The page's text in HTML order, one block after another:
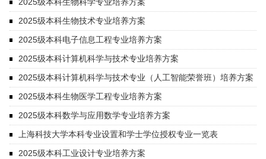
2025级本科生物科学专业培养方案
2025级本科生物技术专业培养方案
2025级本科电子信息工程专业培养方案
2025级本科计算机科学与技术专业培养方案
2025级本科计算机科学与技术专业（人工智能荣誉班）培养方案
2025级本科生物医学工程专业培养方案
2025级本科数学与应用数学专业培养方案
上海科技大学本科专业设置和学士学位授权专业一览表
2025级本科工业设计专业培养方案